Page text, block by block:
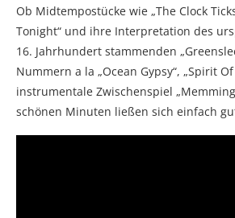
Ob Midtempostücke wie „The Clock
Tonight“ und ihre Interpretation des
16. Jahrhundert stammenden
Nummern a la „Ocean Gypsy“, „Spirit
instrumentale Zwischenspiel
schönen Minuten ließen sich einfach